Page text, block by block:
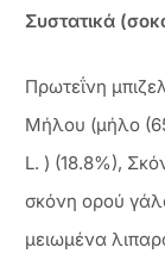
Συστατικά
Πρωτεΐνη
Μήλου (μήλο
L. ) (18.8%),
σκόνη ορού
μειωμένα